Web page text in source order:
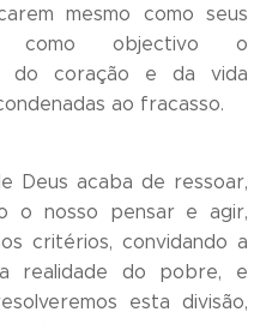
mesmo como seus
como objectivo o
do coração e da vida
ao fracasso.
Deus acaba de ressoar,
o nosso pensar e agir,
critérios, convidando a
realidade do pobre, e
esta divisão,